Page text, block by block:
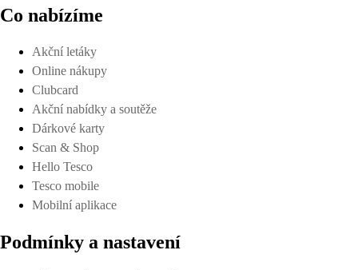
Co nabízíme
Akční letáky
Online nákupy
Clubcard
Akční nabídky a soutěže
Dárkové karty
Scan & Shop
Hello Tesco
Tesco mobile
Mobilní aplikace
Podmínky a nastavení